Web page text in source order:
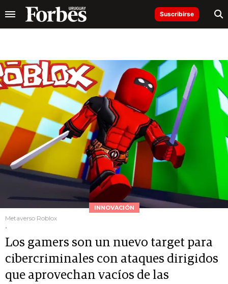
Suscribirse
INNOVACIÓN
Metaverso Roblox
.
Los gamers son un nuevo target para
cibercriminales con ataques dirigidos
que aprovechan vacíos de las